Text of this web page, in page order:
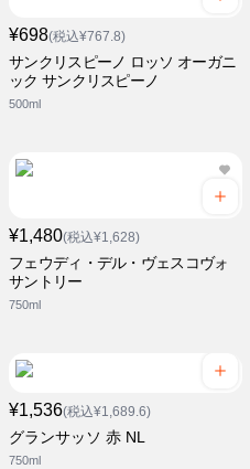
¥698(税込¥767.8)
サンクリスピーノ ロッソ オーガニ
ック サンクリスピーノ
500ml
¥1,480(税込¥1,628)
フェウディ・デル・ヴェスコヴォ
サントリー
750ml
¥1,536(税込¥1,689.6)
グランサッソ 赤 NL
750ml